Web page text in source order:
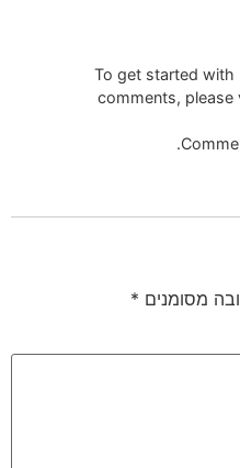
To get started with
comments, please
.
מסומנים *